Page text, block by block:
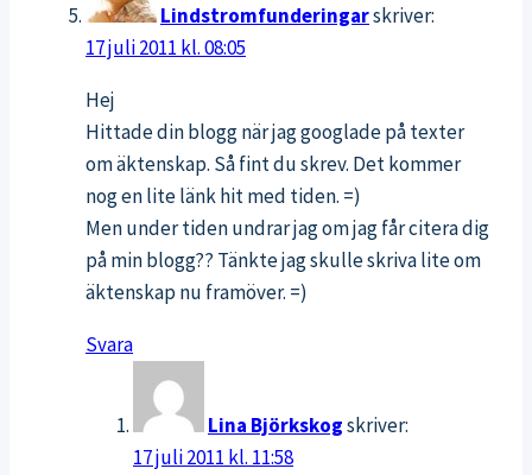
Lindstromfunderingarskriver:
17 juli 2011 kl. 08:05
Hej
Hittade din blogg när jag googlade på texter
om äktenskap. Så fint du skrev. Det kommer
nog en lite länk hit med tiden. =)
Men under tiden undrar jag om jag får citera dig
på min blogg?? Tänkte jag skulle skriva lite om
äktenskap nu framöver. =)
Svara
Lina Björkskogskriver:
17 juli 2011 kl. 11:58